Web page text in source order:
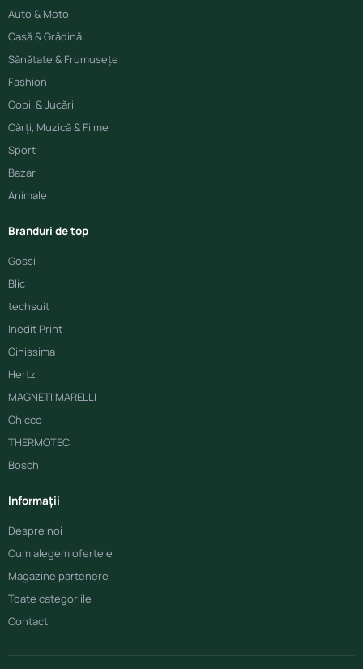
Auto & Moto
Casă & Grădină
Sănătate & Frumusețe
Fashion
Copii & Jucării
Cărți, Muzică & Filme
Sport
Bazar
Animale
Branduri de top
Gossi
Blic
techsuit
Inedit Print
Ginissima
Hertz
MAGNETI MARELLI
Chicco
THERMOTEC
Bosch
Informații
Despre noi
Cum alegem ofertele
Magazine partenere
Toate categoriile
Contact